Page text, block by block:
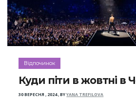
Відпочинок
Куди піти в жовтні в
30 ВЕРЕСНЯ , 2024,BYYANA TREFILOVA